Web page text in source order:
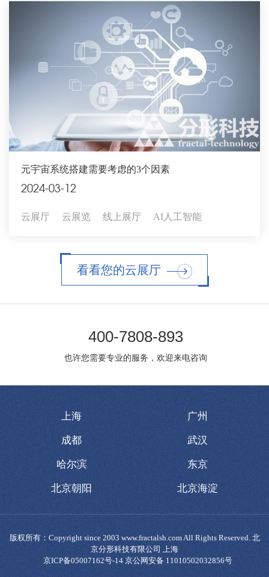
元宇宙系统搭建需要考虑的3个因素
2024-03-12
云展厅 云展览 线上展厅 AI人工智能
看看您的云展厅
400-7808-893
也许您需要专业的服务，欢迎来电咨询
上海 广州
成都 武汉
哈尔滨 东京
北京朝阳 北京海淀
版权所有：Copyright since 2003 www.fractalsh.com All Rights Reserved. 北
京分形科技有限公司 上海
京ICP备05007162号-14 京公网安备 11010502032856号